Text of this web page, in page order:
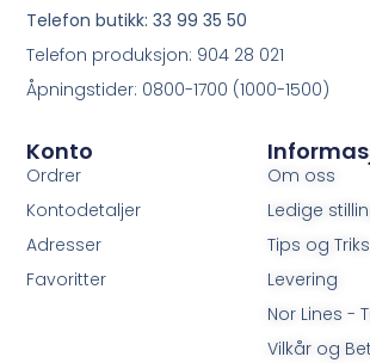
Om oss
Ledige
Tips og Triks
Levering
Nor Lines -
Vilkår og
Konto
Ordrer
Kontodetaljer
Adresser
Favoritter
Telefon butikk: 33 99 35 50
Telefon produksjon: 904 28 021
Åpningstider: 0800-1700 (1000-1500)